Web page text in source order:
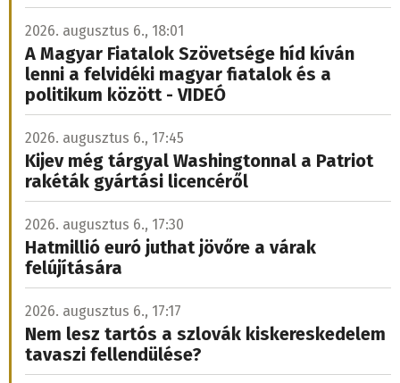
2026. augusztus 6., 18:01
A Magyar Fiatalok Szövetsége híd kíván
lenni a felvidéki magyar fiatalok és a
politikum között - VIDEÓ
2026. augusztus 6., 17:45
Kijev még tárgyal Washingtonnal a Patriot
rakéták gyártási licencéről
2026. augusztus 6., 17:30
Hatmillió euró juthat jövőre a várak
felújítására
2026. augusztus 6., 17:17
Nem lesz tartós a szlovák kiskereskedelem
tavaszi fellendülése?